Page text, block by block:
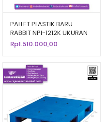
PALLET PLASTIK BARU
RABBIT NPI-1212K UKURAN
120x120x13,5 CM
Rp1.510.000,00